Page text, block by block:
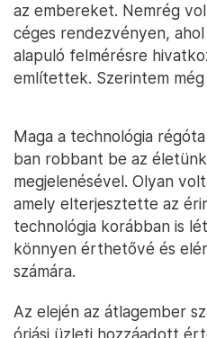
az embereket. Nemrég
céges rendezvényen,
alapuló felmérésre
említettek. Szerintem
Maga a technológia
ban robbant be az
megjelenésével. Olyan
amely elterjesztette az
technológia korábban is
könnyen érthetővé és
számára.
Az elején az átlagember
óriási üzleti hozzáadott